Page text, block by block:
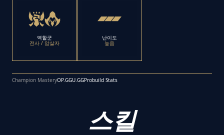
역할군
전사 / 암살자
난이도
높음
Champion MasteryOP.GGU.GGProbuild Stats
스킬